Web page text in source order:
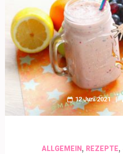
12 Juni 2021
ALLGEMEIN, REZEPTE,